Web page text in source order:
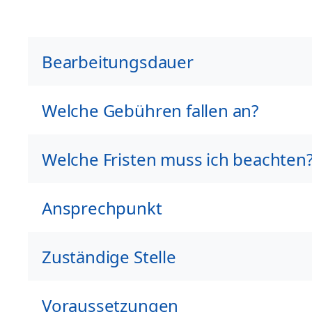
Bearbeitungsdauer
Welche Gebühren fallen an?
Welche Fristen muss ich
Ansprechpunkt
Zuständige Stelle
Voraussetzungen